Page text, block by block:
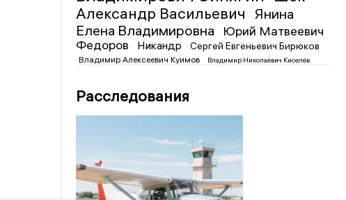
Александр Васильевич
Янина
Елена Владимировна
Юрий Матвеевич
Федоров
Никандр Сергей Евгеньевич Бирюков
Владимир Алексеевич Куимов Владимир Николаевич Киселёв
Расследования